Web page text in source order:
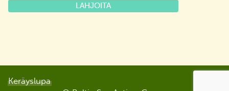
LAHJOITA
Keräyslupa